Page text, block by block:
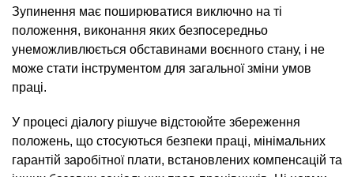
Зупинення має поширюватися виключно на ті
положення, виконання яких безпосередньо
унеможливлюється обставинами воєнного стану, і не
може стати інструментом для загальної зміни умов
праці.
У процесі діалогу рішуче відстоюйте збереження
положень, що стосуються безпеки праці, мінімальних
гарантій заробітної плати, встановлених компенсацій та